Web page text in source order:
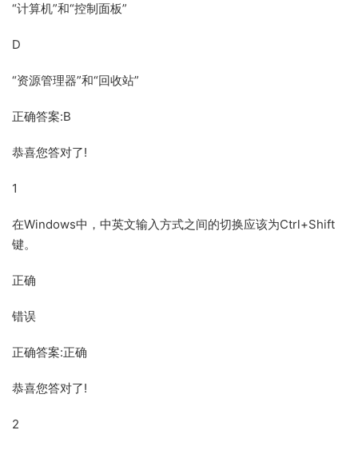
“计算机”和“控制面板”
D
“资源管理器”和“回收站”
正确答案:B
恭喜您答对了!
1
在Windows中，中英文输入方式之间的切换应该为Ctrl+Shift
键。
正确
错误
正确答案:正确
恭喜您答对了!
2